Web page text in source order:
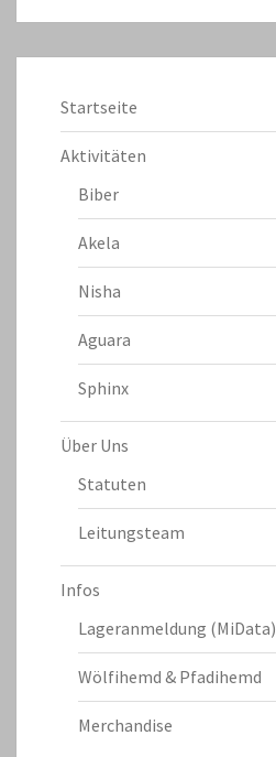
Startseite
Aktivitäten
Biber
Akela
Nisha
Aguara
Sphinx
Über Uns
Statuten
Leitungsteam
Infos
Lageranmeldung (MiData)
Wölfihemd & Pfadihemd
Merchandise